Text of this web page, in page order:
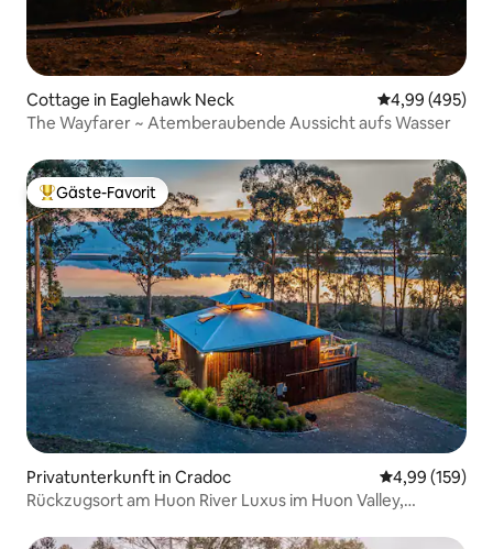
Cottage in Eaglehawk Neck
4,99 (495)
The Wayfarer ~ Atemberaubende Aussicht aufs Wasser
Beliebter Gäste-Favorit.
Gäste-Favorit
Privatunterkunft in Cradoc
4,99 (159)
Rückzugsort am Huon River Luxus im Huon Valley,